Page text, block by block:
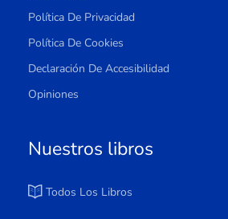
Política De Privacidad
Política De Cookies
Declaración De Accesibilidad
Opiniones
Nuestros libros
Todos Los Libros